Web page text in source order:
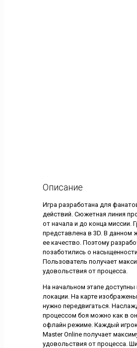
Описание
Игра разработана для
действий. Сюжетная линия
от начала и до конца миссии.
представлена в 3D. В данном
ее качество. Поэтому
позаботились о
Пользователь получает
удовольствия от процесса.
На начальном этапе
локации. На карте
нужно передвигаться.
процессом боя можно как в
офлайн режиме. Каждый
Master Online получает
удовольствия от процесса.